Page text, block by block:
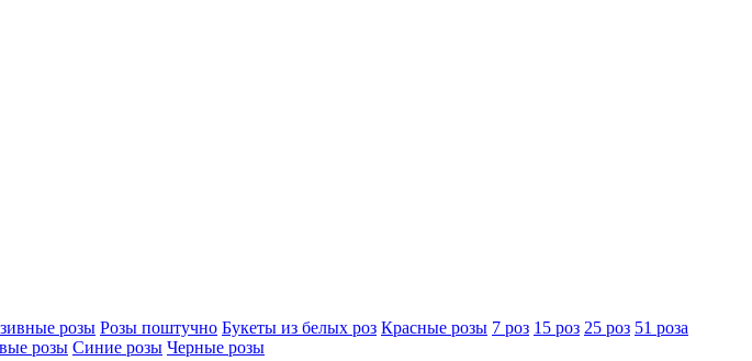
розы Розы поштучно Букеты из белых роз Красные розы 7 роз 15 роз 25 роз 51 роза
розы Синие розы Черные розы